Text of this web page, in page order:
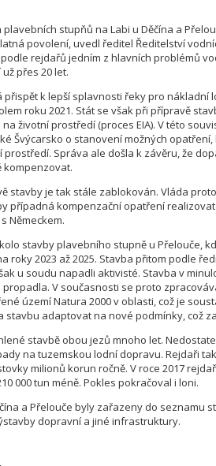
plavebních stupňů na Labi u Děčína a
povolení, uvedl ředitel Ředitelství
rejdařů jedním z hlavních problémů
přes 20 let.
přispět k lepší splavnosti řeky pro nákladní
roku 2021. Stát se však při přípravě
životní prostředí (proces EIA). V této
Švýcarsko o stanovení možných
prostředí. Správa ale došla k závěru, že
kompenzovat.
stavby je tak stále zablokován. Vláda
případná kompenzační opatření
Německem.
stavby plavebního stupně u Přelouče,
roky 2023 až 2025. Stavba přitom podle
u soudu napadli aktivisté. Stavba v
V současnosti se proto
území Natura 2000 v oblasti, což je
stavbu adaptovat na nové podmínky, což
stavbě obou jezů mnoho let.
na tuzemskou lodní dopravu. Rejdaři
milionů korun ročně. V roce 2017
000 tun méně. Pokles pokračoval i loni.
a Přelouče byly zařazeny do seznamu
dopravní a jiné infrastruktury.